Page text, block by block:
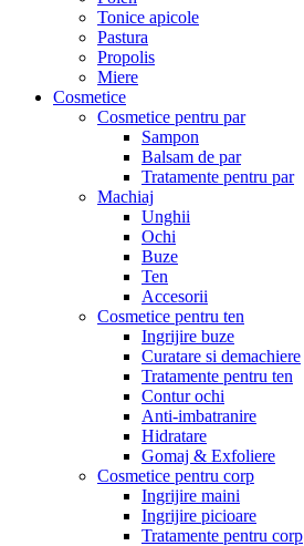
Tonice apicole
Pastura
Propolis
Miere
Cosmetice
Cosmetice pentru par
Sampon
Balsam de par
Tratamente pentru par
Machiaj
Unghii
Ochi
Buze
Ten
Accesorii
Cosmetice pentru ten
Ingrijire buze
Curatare si demachiere
Tratamente pentru ten
Contur ochi
Anti-imbatranire
Hidratare
Gomaj & Exfoliere
Cosmetice pentru corp
Ingrijire maini
Ingrijire picioare
Tratamente pentru corp